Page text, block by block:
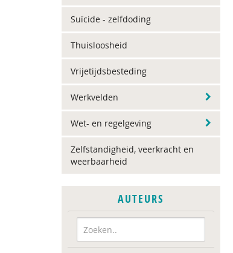
Suïcide - zelfdoding
Thuisloosheid
Vrijetijdsbesteding
Werkvelden
Wet- en regelgeving
Zelfstandigheid, veerkracht en
weerbaarheid
AUTEURS